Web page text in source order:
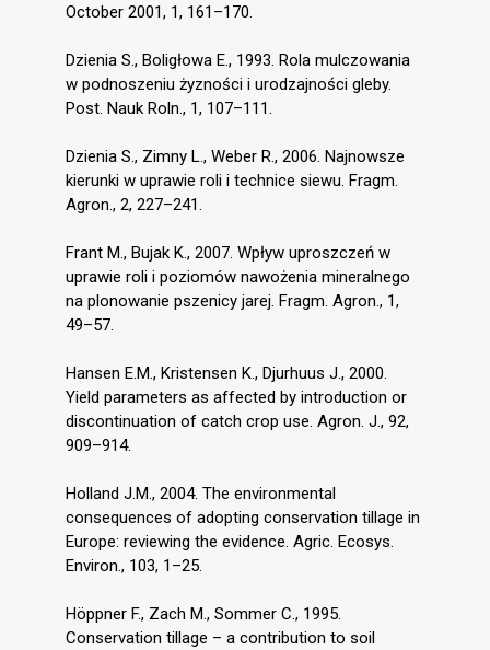
October 2001, 1, 161–170.
Dzienia S., Boligłowa E., 1993. Rola mulczowania
w podnoszeniu żyzności i urodzajności gleby.
Post. Nauk Roln., 1, 107–111.
Dzienia S., Zimny L., Weber R., 2006. Najnowsze
kierunki w uprawie roli i technice siewu. Fragm.
Agron., 2, 227–241.
Frant M., Bujak K., 2007. Wpływ uproszczeń w
uprawie roli i poziomów nawożenia mineralnego
na plonowanie pszenicy jarej. Fragm. Agron., 1,
49–57.
Hansen E.M., Kristensen K., Djurhuus J., 2000.
Yield parameters as affected by introduction or
discontinuation of catch crop use. Agron. J., 92,
909–914.
Holland J.M., 2004. The environmental
consequences of adopting conservation tillage in
Europe: reviewing the evidence. Agric. Ecosys.
Environ., 103, 1–25.
Höppner F., Zach M., Sommer C., 1995.
Conservation tillage – a contribution to soil